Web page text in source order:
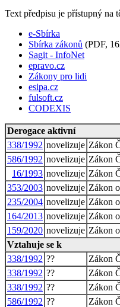
Text předpisu je přístupný na
e-Sbírka
Sbírka zákonů (PDF,
Sagit - InfoNet
epravo.cz
Zákony pro lidi
esipa.cz
fulsoft.cz
CODEXIS
Derogace aktivní
338/1992 novelizuje Zákon
586/1992 novelizuje Zákon
16/1993 novelizuje Zákon
353/2003 novelizuje Zákon
235/2004 novelizuje Zákon
164/2013 novelizuje Zákon
159/2020 novelizuje Zákon
Vztahuje se k
338/1992 ??
Zákon
338/1992 ??
Zákon
338/1992 ??
Zákon
586/1992 ?? Zákon